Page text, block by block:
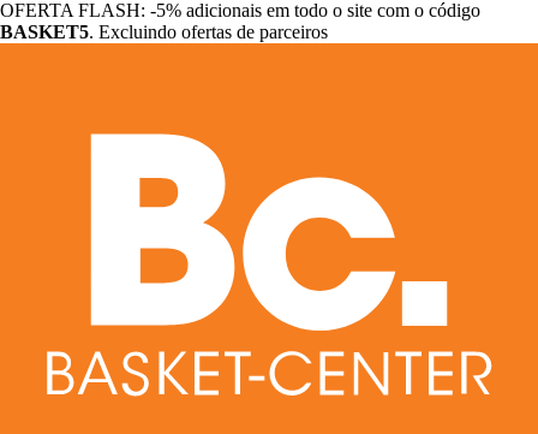
OFERTA FLASH: -5% adicionais em todo o site com o código
BASKET5. Excluindo ofertas de parceiros